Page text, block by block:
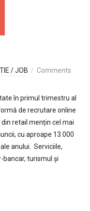
/ JOB
Comments
în primul trimestru al
de recrutare online
retail mențin cel mai
cu aproape 13.000
anului. Serviciile,
turismul și